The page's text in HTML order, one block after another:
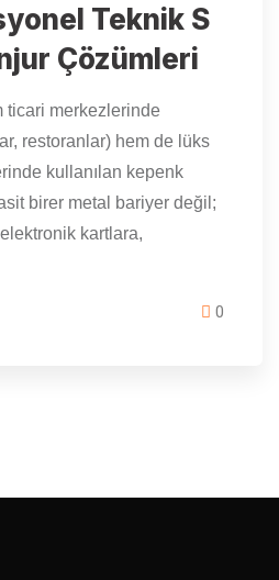
Teknik S
Çözümleri
ticari merkezlerinde
restoranlar) hem de lüks
kullanılan kepenk
birer metal bariyer değil;
kartlara,
0